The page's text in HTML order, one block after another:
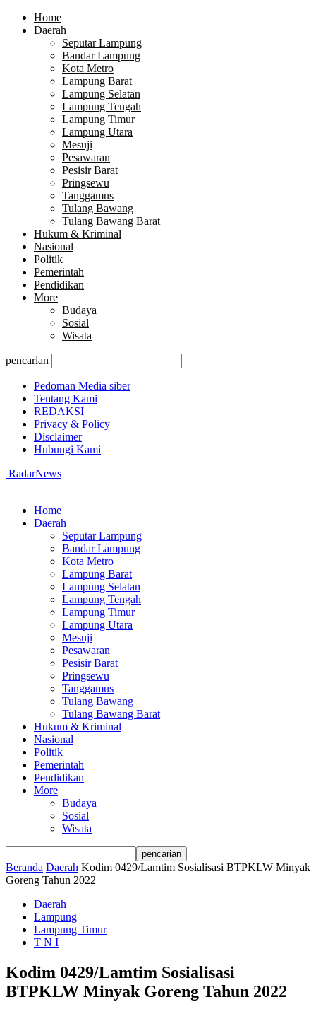
Home
Daerah
Seputar Lampung
Bandar Lampung
Kota Metro
Lampung Barat
Lampung Selatan
Lampung Tengah
Lampung Timur
Lampung Utara
Mesuji
Pesawaran
Pesisir Barat
Pringsewu
Tanggamus
Tulang Bawang
Tulang Bawang Barat
Hukum & Kriminal
Nasional
Politik
Pemerintah
Pendidikan
More
Budaya
Sosial
Wisata
pencarian
Pedoman Media siber
Tentang Kami
REDAKSI
Privacy & Policy
Disclaimer
Hubungi Kami
RadarNews
Home
Daerah
Seputar Lampung
Bandar Lampung
Kota Metro
Lampung Barat
Lampung Selatan
Lampung Tengah
Lampung Timur
Lampung Utara
Mesuji
Pesawaran
Pesisir Barat
Pringsewu
Tanggamus
Tulang Bawang
Tulang Bawang Barat
Hukum & Kriminal
Nasional
Politik
Pemerintah
Pendidikan
More
Budaya
Sosial
Wisata
Beranda Daerah Kodim 0429/Lamtim Sosialisasi BTPKLW Minyak
Goreng Tahun 2022
Daerah
Lampung
Lampung Timur
T N I
Kodim 0429/Lamtim Sosialisasi
BTPKLW Minyak Goreng Tahun 2022